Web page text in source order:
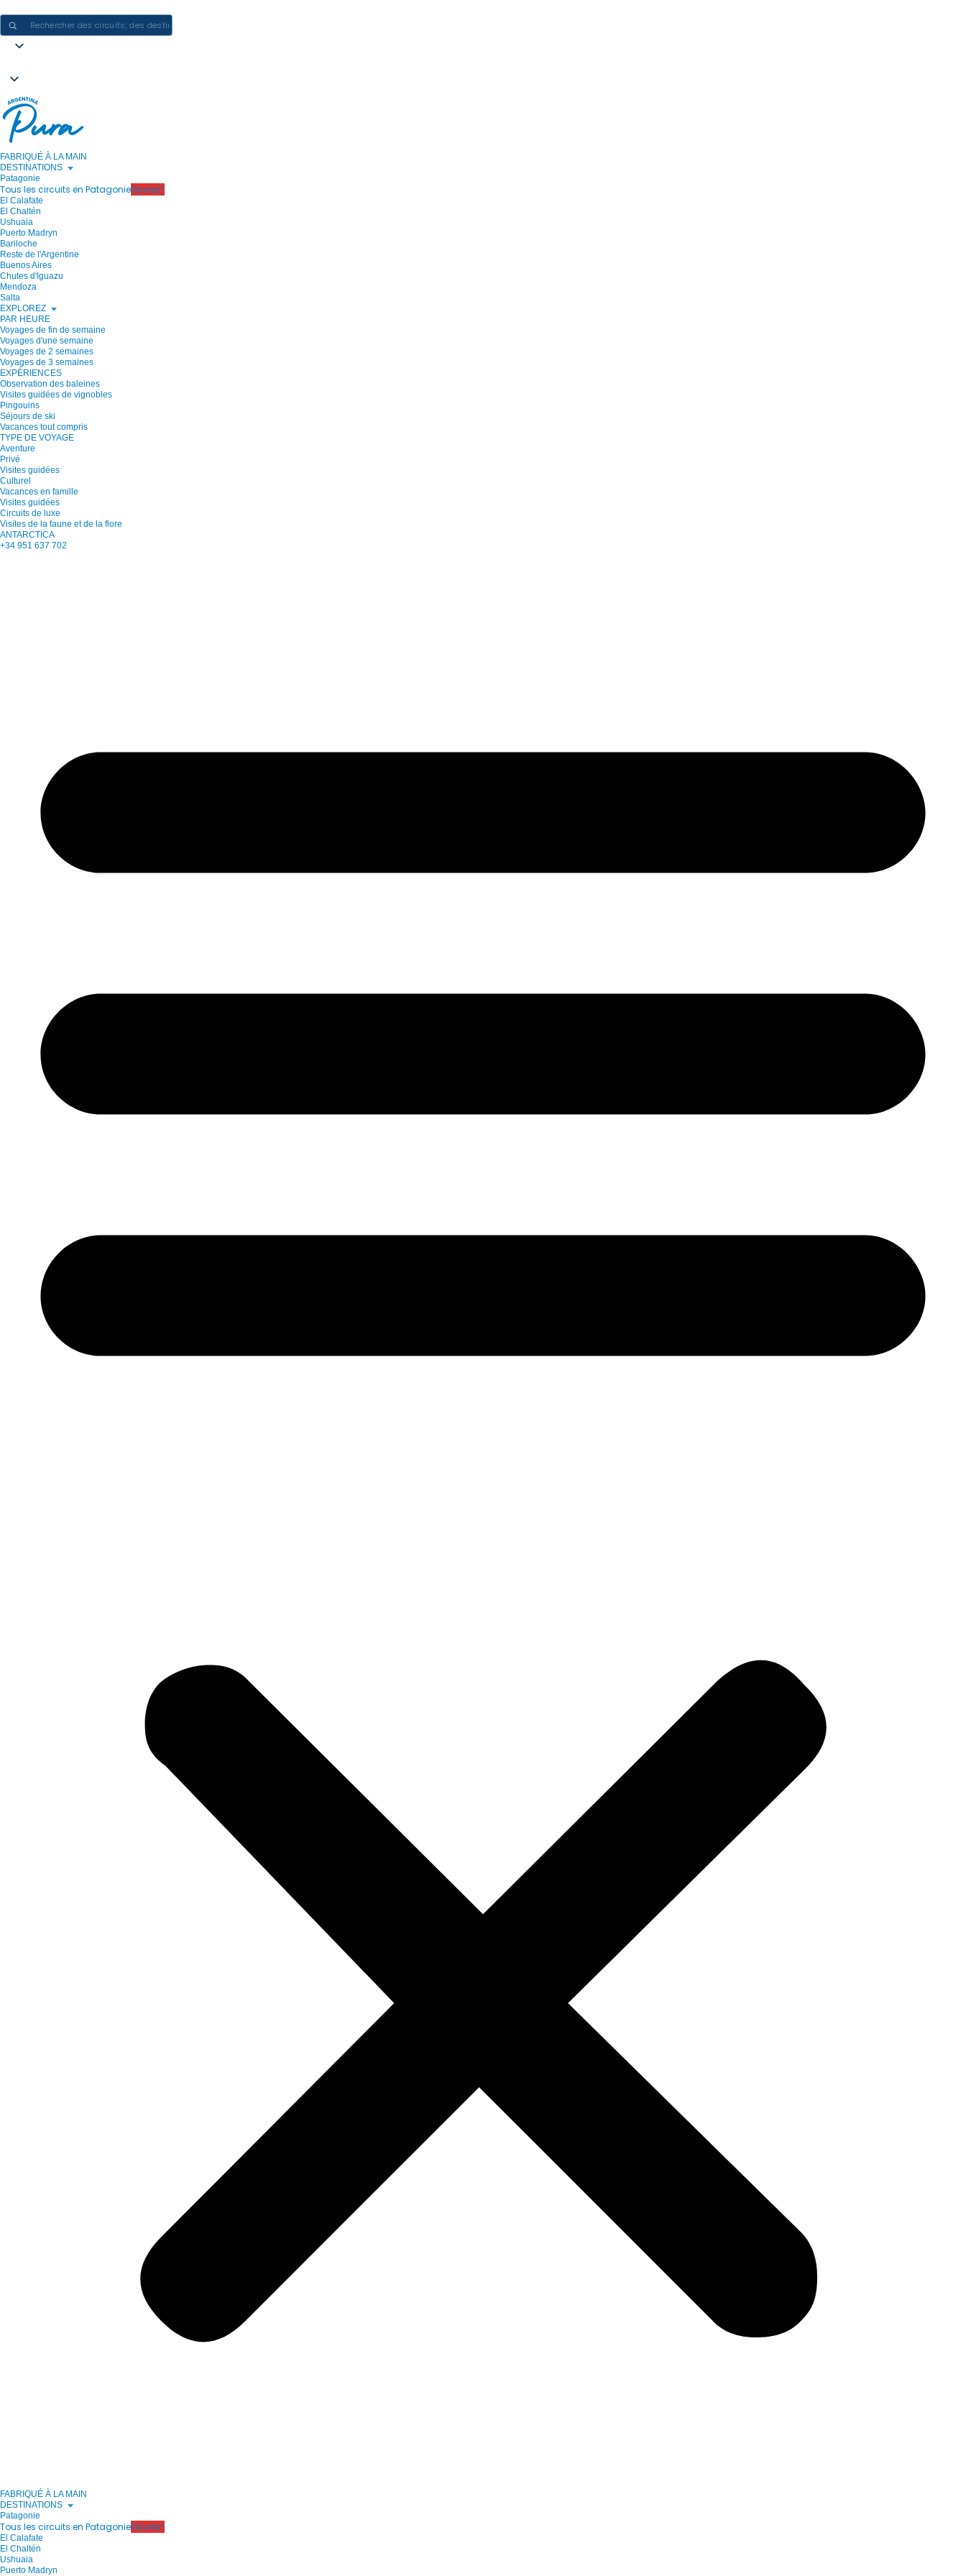
FABRIQUÉ À LA MAIN
DESTINATIONS
Patagonie
Tous les circuits en PatagonieOuvrez !
El Calafate
El Chaltén
Ushuaia
Puerto Madryn
Bariloche
Reste de l'Argentine
Buenos Aires
Chutes d'Iguazu
Mendoza
Salta
EXPLOREZ
PAR HEURE
Voyages de fin de semaine
Voyages d'une semaine
Voyages de 2 semaines
Voyages de 3 semaines
EXPÉRIENCES
Observation des baleines
Visites guidées de vignobles
Pingouins
Séjours de ski
Vacances tout compris
TYPE DE VOYAGE
Aventure
Privé
Visites guidées
Culturel
Vacances en famille
Visites guidées
Circuits de luxe
Visites de la faune et de la flore
ANTARCTICA
+34 951 637 702
FABRIQUÉ À LA MAIN
DESTINATIONS
Patagonie
Tous les circuits en PatagonieOuvrez !
El Calafate
El Chaltén
Ushuaia
Puerto Madryn